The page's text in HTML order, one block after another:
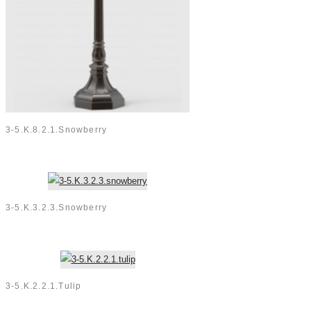
3-5.K.8.2.1.snowberry
3-5.K.3.2.3.snowberry
3-5.K.2.2.1.tulip